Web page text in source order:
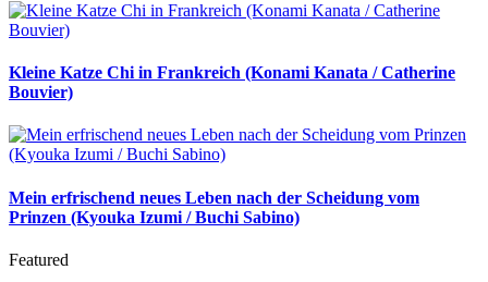
Kleine Katze Chi in Frankreich (Konami Kanata / Catherine
Bouvier)
Mein erfrischend neues Leben nach der Scheidung vom
Prinzen (Kyouka Izumi / Buchi Sabino)
Featured